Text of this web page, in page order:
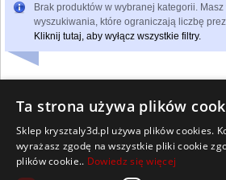
Brak produktów w wybranej kategorii. Masz
wyszukiwania, które ograniczają liczbę
Kliknij tutaj, aby wyłącz wszystkie filtry.
Wszelkie prawa
Kontakt Współpraca Regulamin
Ta strona używa plików
Sklep krysztaly3d.pl używa plików cookies.
wyrażasz zgodę na wszystkie pliki cookie
plików cookie.. Dowiedz się więcej